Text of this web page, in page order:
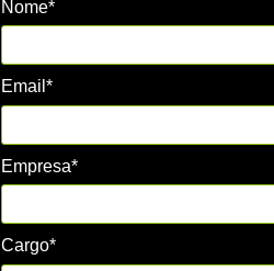
Nome*
Email*
Empresa*
Cargo*